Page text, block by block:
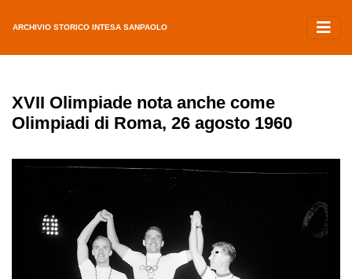
ARCHIVIO STORICO INTESA SANPAOLO
XVII Olimpiade nota anche come
Olimpiadi di Roma, 26 agosto 1960